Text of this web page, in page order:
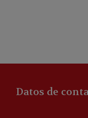
Datos de